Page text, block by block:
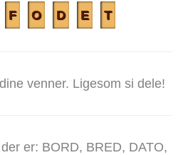
F O D E T
venner. Ligesom si dele!
er: BORD, BRED, DATO,